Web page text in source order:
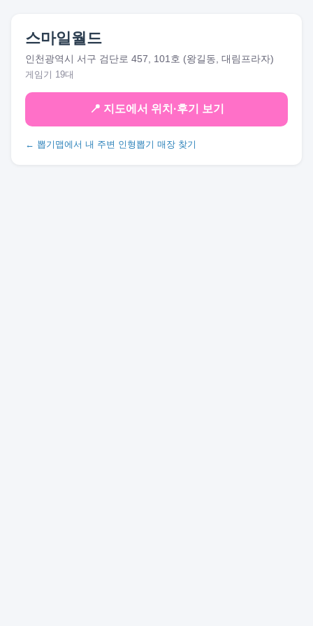
스마일월드
인천광역시 서구 검단로 457, 101호 (왕길동, 대림프라자)
게임기 19대
📍 지도에서 위치·후기 보기
← 뽑기맵에서 내 주변 인형뽑기 매장 찾기